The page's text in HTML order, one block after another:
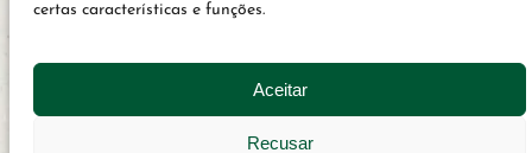
certas características e funções.
Aceitar
Recusar